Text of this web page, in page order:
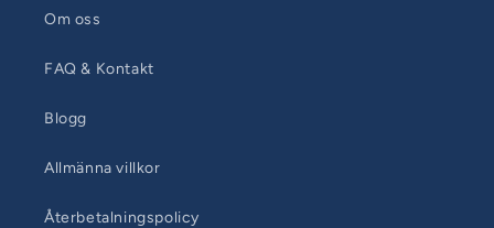
Om oss
FAQ & Kontakt
Blogg
Allmänna villkor
Återbetalningspolicy